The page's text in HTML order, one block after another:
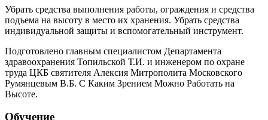
Убрать средства выполнения работы, ограждения и средства
подъема на высоту в место их хранения. Убрать средства
индивидуальной защиты и вспомогательный инструмент.
Подготовлено главным специалистом Департамента
здравоохранения Топильской Т.И. и инженером по охране
труда ЦКБ святителя Алексия Митрополита Московского
Румянцевым В.Б. С Каким Зрением Можно Работать на
Высоте.
Обучение